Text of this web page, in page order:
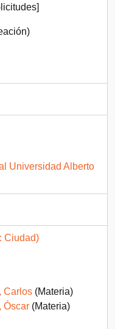
Universidad Alberto
Ciudad)
Carlos(Materia)
Óscar(Materia)